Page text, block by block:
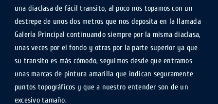
una diaclasa de fácil transito, al poco nos topamos con un
destrepe de unos dos metros que nos deposita en la llamada
Galería Principal continuando siempre por la misma diaclasa,
unas veces por el fondo y otras por la parte superior ya que
su transito es más cómodo, seguimos desde que entramos
unas marcas de pintura amarilla que indican seguramente
puntos topográficos y que a nuestro entender son de un
excesivo tamaño.